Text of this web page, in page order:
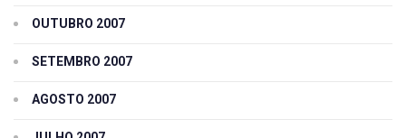
OUTUBRO 2007
SETEMBRO 2007
AGOSTO 2007